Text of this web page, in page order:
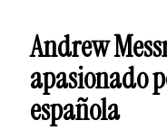
Andrew
apasionado
española